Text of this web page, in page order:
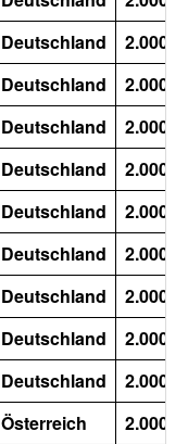
Deutschland
2.000
Deutschland
2.000
Deutschland
2.000
Deutschland
2.000
Deutschland
2.000
Deutschland
2.000
Deutschland
2.000
Deutschland
2.000
Deutschland
2.000
Österreich
2.000